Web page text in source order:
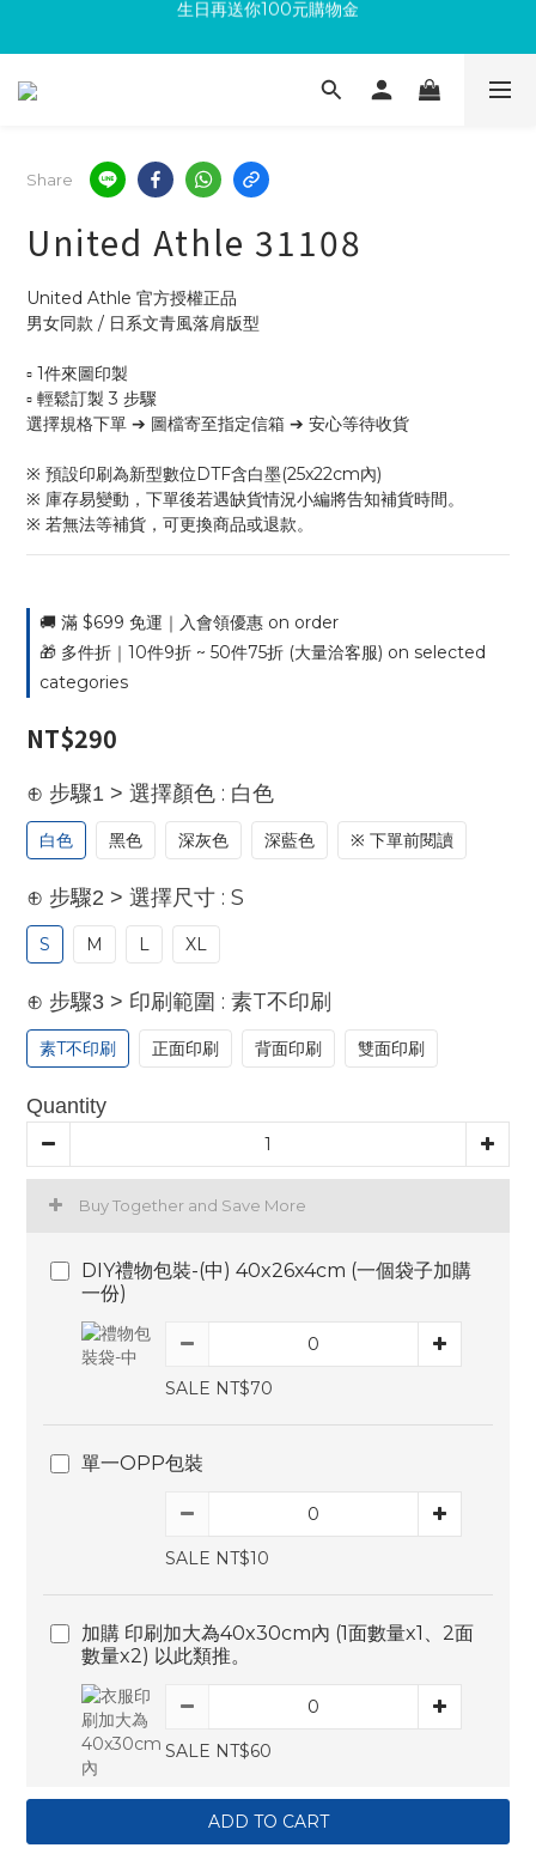
滿300回饋10%購物金
Share
United Athle 31108
United Athle 官方授權正品
男女同款 / 日系文青風落肩版型
▫ 1件來圖印製
▫ 輕鬆訂製 3 步驟
選擇規格下單 ➔ 圖檔寄至指定信箱 ➔ 安心等待收貨
※ 預設印刷為新型數位DTF含白墨(25x22cm內)
※ 庫存易變動，下單後若遇缺貨情況小編將告知補貨時間。
※ 若無法等補貨，可更換商品或退款。
🚚 滿 $699 免運｜入會領優惠 on order
🎁 多件折｜10件9折 ~ 50件75折 (大量洽客服) on selected
categories
NT$290
⊕ 步驟1 > 選擇顏色 : 白色
白色 黑色 深灰色 深藍色 ※ 下單前閱讀
⊕ 步驟2 > 選擇尺寸 : S
S M L XL
⊕ 步驟3 > 印刷範圍 : 素T不印刷
素T不印刷 正面印刷 背面印刷 雙面印刷
Quantity
Buy Together and Save More
DIY禮物包裝-(中) 40x26x4cm (一個袋子加購
一份)
SALE NT$70
單一OPP包裝
SALE NT$10
加購 印刷加大為40x30cm內 (1面數量x1、2面
數量x2) 以此類推。
SALE NT$60
ADD TO CART